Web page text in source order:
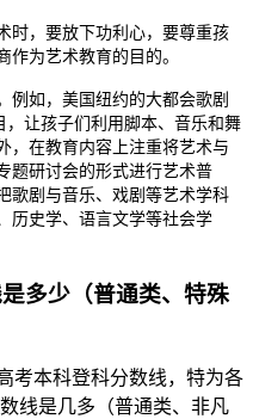
时，要放下功利心，要尊重孩
为艺术教育的目的。
例如，美国纽约的大都会歌剧
，让孩子们利用脚本、音乐和舞
，在教育内容上注重将艺术与
题研讨会的形式进行艺术普
歌剧与音乐、戏剧等艺术学科
历史学、语言文学等社会学
多少（普通类、特殊
考本科登科分数线，特为各
线是几多（普通类、非凡